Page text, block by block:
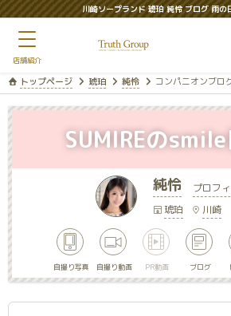
川崎ソープランド 琥珀 純怜 ブログ 雨の
トップページ 琥珀 純怜 コンパニオンブロ
純怜
プロフ
琥珀
川崎
自撮り写真 自撮り動画 PR動画 ブログ
SUMIREのsmile